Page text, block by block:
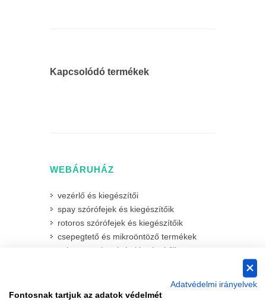
Kapcsolódó termékek
WEBÁRUHÁZ
vezérlő és kiegészítői
spay szórófejek és kiegészítőik
rotoros szórófejek és kiegészítőik
csepegtető és mikroöntöző termékek
mágnesszelepek és kiegészítőik
csapok
Adatvédelmi irányelvek
Fontosnak tartjuk az adatok védelmét